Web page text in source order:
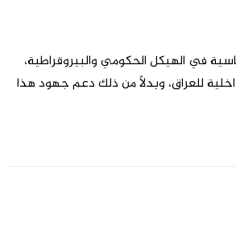
في الهيكل الحكومي والبيروقراطية،
للعراق، وبدلاً من ذلك دعم جهود هذا